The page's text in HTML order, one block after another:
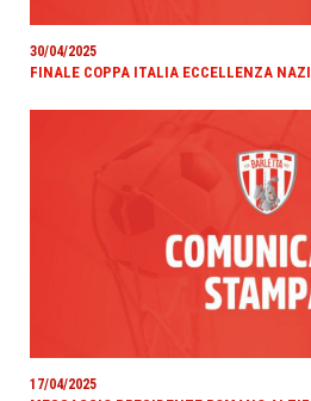
30/04/2025
FINALE COPPA ITALIA ECCELLENZA
17/04/2025